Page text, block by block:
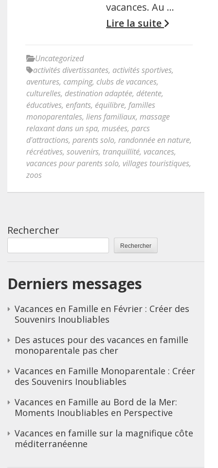
vacances. Au …
Lire la suite
Uncategorized
activités divertissantes, activités sportives,
aventures, camping, clubs de vacances,
culturelles, destination adaptée, détente,
éducatives, enfants, équilibre, familles
monoparentales, liens familiaux, massage
relaxant dans un spa, musées, parcs
d'attractions, parents solo, randonnée en nature,
récréatives, souvenirs, tranquillité, vacances,
vacances pour parents solo, villages touristiques,
zoos
Rechercher
Rechercher
Derniers messages
Vacances en Famille en Février : Créer des
Souvenirs Inoubliables
Des astuces pour des vacances en famille
monoparentale pas cher
Vacances en Famille Monoparentale : Créer
des Souvenirs Inoubliables
Vacances en Famille au Bord de la Mer:
Moments Inoubliables en Perspective
Vacances en famille sur la magnifique côte
méditerranéenne